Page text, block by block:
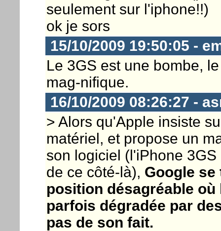
seulement sur l'iphone!!)
ok je sors
15/10/2009 19:50:05 -
Le 3GS est une bombe,
mag-nifique.
16/10/2009 08:26:27 -
> Alors qu'Apple insiste
matériel, et propose un
son logiciel (l'iPhone
de ce côté-là), Google
position désagréable
parfois dégradée par
pas de son fait.